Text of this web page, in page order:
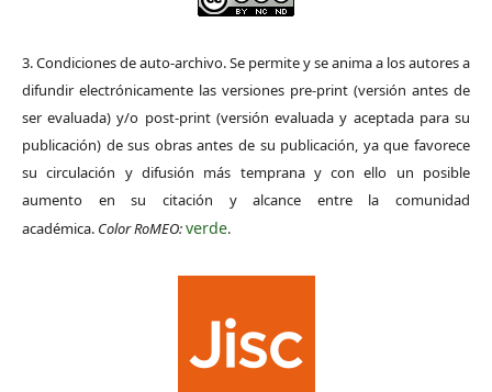
3. Condiciones de auto-archivo. Se permite y se anima a los autores a
difundir electrónicamente las versiones pre-print (versión antes de
ser evaluada) y/o post-print (versión evaluada y aceptada para su
publicación) de sus obras antes de su publicación, ya que favorece
su circulación y difusión más temprana y con ello un posible
aumento en su citación y alcance entre la comunidad
académica. Color RoMEO:verde.